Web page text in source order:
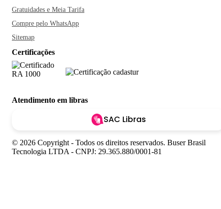
Gratuidades e Meia Tarifa
Compre pelo WhatsApp
Sitemap
Certificações
Atendimento em libras
SAC Libras
© 2026 Copyright - Todos os direitos reservados. Buser Brasil
Tecnologia LTDA - CNPJ: 29.365.880/0001-81